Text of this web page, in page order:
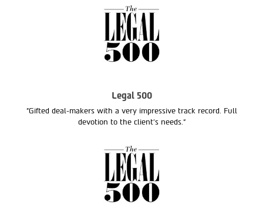
Legal 500
"Gifted deal-makers with a very impressive track record. Full
devotion to the client’s needs.“